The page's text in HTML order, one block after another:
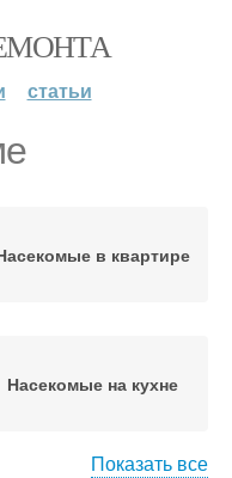
статьи
в квартире
Насекомые на кухне
Показать все